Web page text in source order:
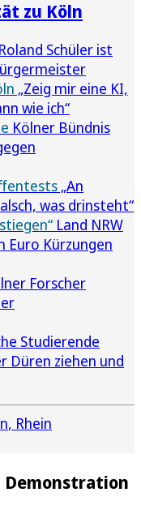
zu Köln
Roland Schüler ist
„Zeig mir eine KI,
wie ich“
Kölner Bündnis
„An
was drinsteht“
Land NRW
Kürzungen
Forscher
Studierende
Düren ziehen und
Rhein